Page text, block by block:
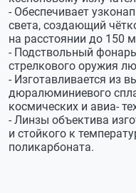
- Обеспечивает
света, создающий
на расстоянии до 150
- Подствольный
стрелкового оружия
- Изготавливается из
дюралюминиевого
космических и авиа-
- Линзы объектива
и стойкого к
поликарбоната.